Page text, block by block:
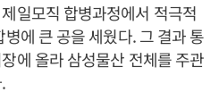
일모직 합병과정에서 적극적
에 큰 공을 세웠다. 그 결과 통
에 올라 삼성물산 전체를 주관